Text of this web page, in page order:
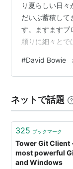
り夏らしい日
だいぶ蓄積して
す。ますますブ
頼りに細々とで
くりと図書館に
に引き継いでい
て毎週続けてお
ンツが必要とい
に成長させてい
#David Bowie
ネットで話題
325 ブックマーク
Tower Git
most powerful
and Windows